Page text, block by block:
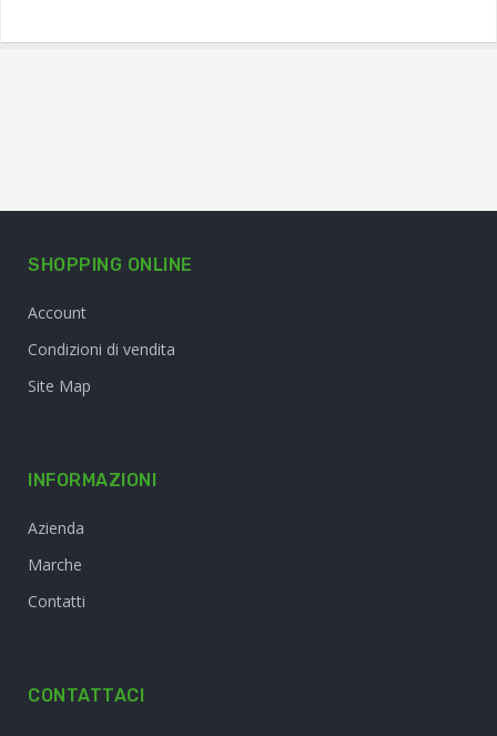
SHOPPING ONLINE
Account
Condizioni di vendita
Site Map
INFORMAZIONI
Azienda
Marche
Contatti
CONTATTACI